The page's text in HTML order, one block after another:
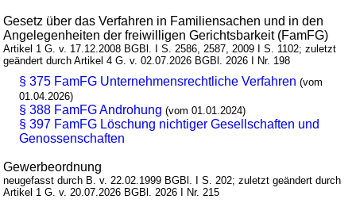
Gesetz über das Verfahren in Familiensachen und in den
Angelegenheiten der freiwilligen Gerichtsbarkeit (FamFG)
Artikel 1 G. v. 17.12.2008 BGBl. I S. 2586, 2587, 2009 I S. 1102; zuletzt
geändert durch Artikel 4 G. v. 02.07.2026 BGBl. 2026 I Nr. 198
§ 375 FamFG Unternehmensrechtliche Verfahren (vom
01.04.2026)
§ 388 FamFG Androhung (vom 01.01.2024)
§ 397 FamFG Löschung nichtiger Gesellschaften und
Genossenschaften
Gewerbeordnung
neugefasst durch B. v. 22.02.1999 BGBl. I S. 202; zuletzt geändert durch
Artikel 1 G. v. 20.07.2026 BGBl. 2026 I Nr. 215